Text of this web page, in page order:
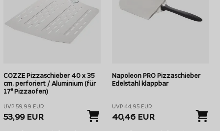
OFYR Holz Pizzaschieber
COZZE Pizzaschieber 40 x 35
cm, perforiert / Aluminium (für
17" Pizzaofen)
UVP 59,99 EUR
53,99 EUR
Napoleon PRO Pizzaschieber
Edelstahl klappbar
UVP 44,95 EUR
40,46 EUR